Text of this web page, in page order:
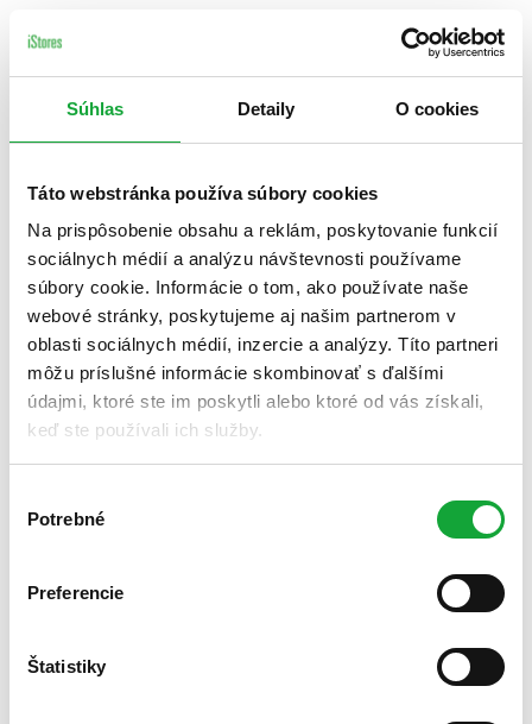
Súhlas Detaily O cookies
Táto webstránka používa súbory cookies
Na prispôsobenie obsahu a reklám, poskytovanie funkcií
sociálnych médií a analýzu návštevnosti používame
súbory cookie. Informácie o tom, ako používate naše
webové stránky, poskytujeme aj našim partnerom v
oblasti sociálnych médií, inzercie a analýzy. Títo partneri
môžu príslušné informácie skombinovať s ďalšími
údajmi, ktoré ste im poskytli alebo ktoré od vás získali,
keď ste používali ich služby.
súhlasu
Potrebné
Preferencie
Štatistiky